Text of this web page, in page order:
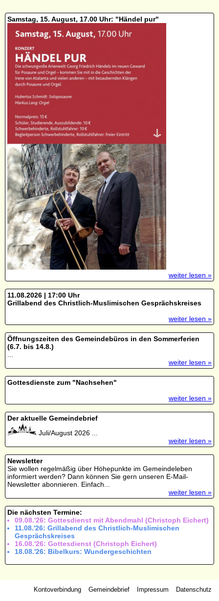
Samstag, 15. August, 17.00 Uhr: "Händel pur"
weiter lesen »
11.08.2026 | 17:00 Uhr
Grillabend des Christlich-Muslimischen Gesprächskreises
weiter lesen »
Öffnungszeiten des Gemeindebüros in den Sommerferien
(6.7. bis 14.8.)
weiter lesen »
Gottesdienste zum "Nachsehen"
weiter lesen »
Der aktuelle Gemeindebrief
Juli/August 2026 ...
weiter lesen »
Newsletter
Sie wollen regelmäßig über Höhepunkte im Gemeindeleben
informiert werden? Dann können Sie gern unseren E-Mail-
Newsletter abonnieren. Einfach...
weiter lesen »
Die nächsten Termine:
09.08.'26: Gottesdienst mit Abendmahl (Christoph Eichert)
11.08.'26: Grillabend des Christlich-Muslimischen
Gesprächskreises
16.08.'26: Gottesdienst (Christoph Eichert)
18.08.'26: Bibelkurs: Wundergeschichten
Kontoverbindung Gemeindebrief Impressum Datenschutz